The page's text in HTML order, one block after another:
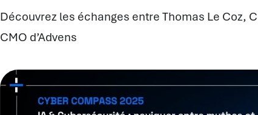
Découvrez les échanges entre Thomas Le Coz,
CMO d’Advens